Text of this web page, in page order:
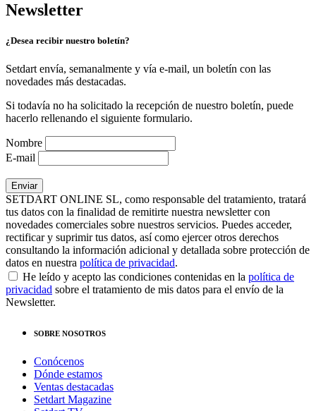
Newsletter
¿Desea recibir nuestro boletín?
Setdart envía, semanalmente y vía e-mail, un boletín con las
novedades más destacadas.
Si todavía no ha solicitado la recepción de nuestro boletín, puede
hacerlo rellenando el siguiente formulario.
Nombre
E-mail
SETDART ONLINE SL, como responsable del tratamiento, tratará
tus datos con la finalidad de remitirte nuestra newsletter con
novedades comerciales sobre nuestros servicios. Puedes acceder,
rectificar y suprimir tus datos, así como ejercer otros derechos
consultando la información adicional y detallada sobre protección de
datos en nuestra política de privacidad.
He leído y acepto las condiciones contenidas en la política de
privacidad sobre el tratamiento de mis datos para el envío de la
Newsletter.
SOBRE NOSOTROS
Conócenos
Dónde estamos
Ventas destacadas
Setdart Magazine